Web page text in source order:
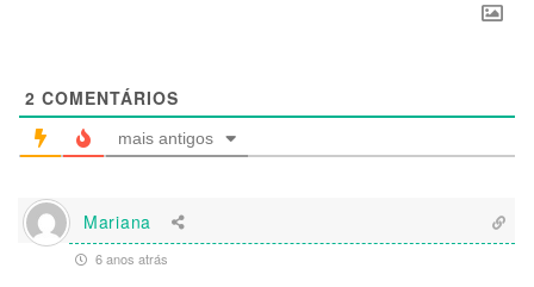
2 COMENTÁRIOS
mais antigos
Mariana
6 anos atrás